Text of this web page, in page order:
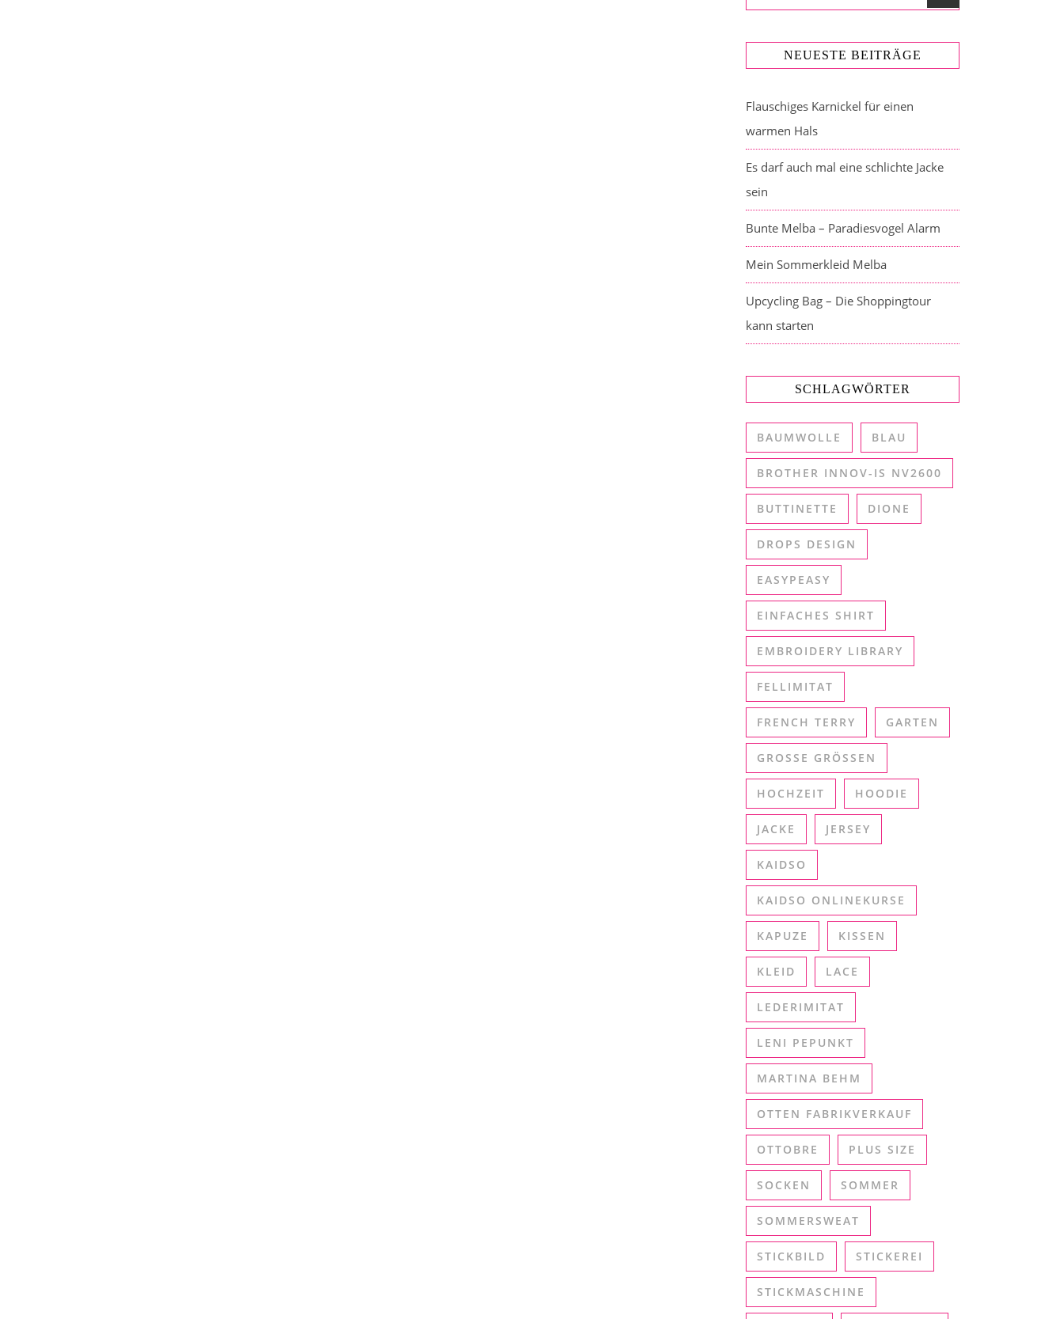
NEUESTE BEITRÄGE
Flauschiges Karnickel für einen
warmen Hals
Es darf auch mal eine schlichte Jacke
sein
Bunte Melba – Paradiesvogel Alarm
Mein Sommerkleid Melba
Upcycling Bag – Die Shoppingtour
kann starten
SCHLAGWÖRTER
BAUMWOLLE BLAU
BROTHER INNOV-IS NV2600
BUTTINETTE DIONE
DROPS DESIGN
EASYPEASY
EINFACHES SHIRT
EMBROIDERY LIBRARY
FELLIMITAT
FRENCH TERRY GARTEN
GROSSE GRÖSSEN
HOCHZEIT HOODIE
JACKE JERSEY
KAIDSO
KAIDSO ONLINEKURSE
KAPUZE KISSEN
KLEID LACE
LEDERIMITAT
LENI PEPUNKT
MARTINA BEHM
OTTEN FABRIKVERKAUF
OTTOBRE PLUS SIZE
SOCKEN SOMMER
SOMMERSWEAT
STICKBILD STICKEREI
STICKMASCHINE